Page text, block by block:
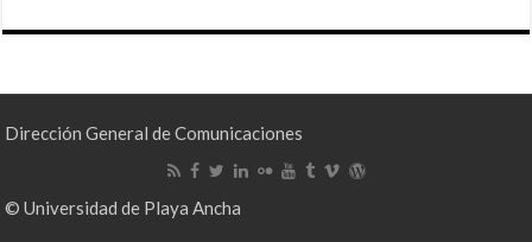
Dirección General de Comunicaciones
© Universidad de Playa Ancha